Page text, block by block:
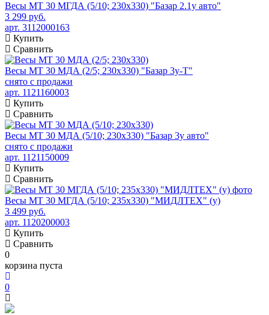
Весы МТ 30 МГДА (5/10; 230х330) "Базар 2.1у авто"
3 299 руб.
арт. 3112000163
Купить
Сравнить
Весы МТ 30 МДА (2/5; 230х330) "Базар 3у-Т"
снято с продажи
арт. 1121160003
Купить
Сравнить
Весы МТ 30 МДА (5/10; 230х330) "Базар 3у авто"
снято с продажи
арт. 1121150009
Купить
Сравнить
Весы МТ 30 МГДА (5/10; 235х330) "МИДЛТЕХ" (у)
3 499 руб.
арт. 1120200003
Купить
Сравнить
0
корзина пуста
0